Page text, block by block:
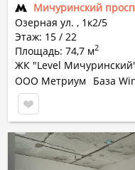
Мичуринский
Озерная ул. , 1к2/5
Этаж: 15 / 22
Площадь: 74,7 м2
ЖК "Level
ООО Метриум
База